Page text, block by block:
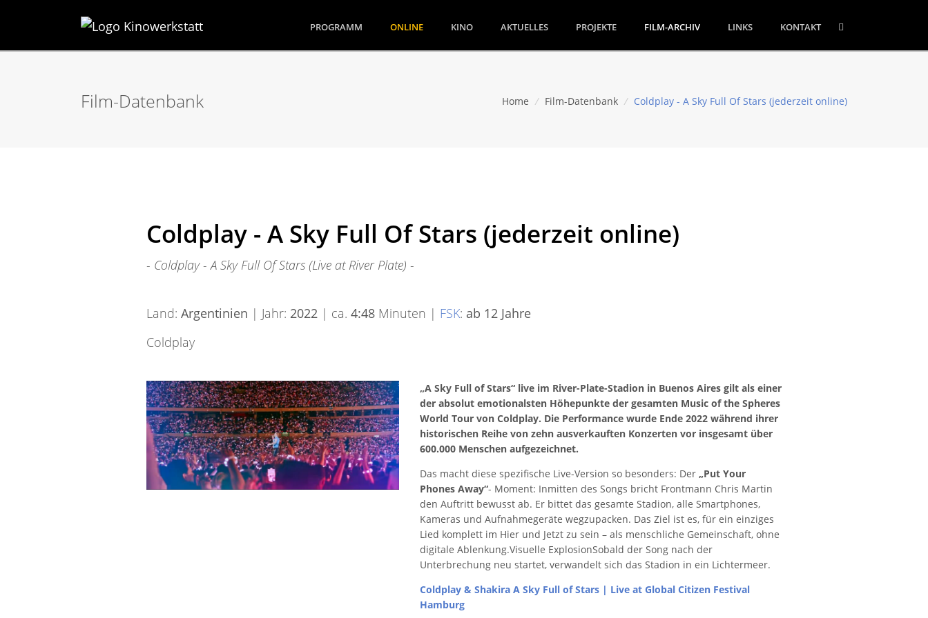
PROGRAMM (CURRENT)ONLINE KINO AKTUELLES PROJEKTE FILM-ARCHIV LINKS KONTAKT
Film-Datenbank Home / Film-Datenbank / Coldplay - A Sky Full Of Stars (jederzeit online)
Coldplay - A Sky Full Of Stars (jederzeit online)
- Coldplay - A Sky Full Of Stars (Live at River Plate) -
Land: Argentinien | Jahr: 2022 | ca. 4:48 Minuten | FSK: ab 12 Jahre
Coldplay
„A Sky Full of Stars“ live im River-Plate-Stadion in Buenos Aires gilt als einer
der absolut emotionalsten Höhepunkte der gesamten Music of the Spheres
World Tour von Coldplay. Die Performance wurde Ende 2022 während ihrer
historischen Reihe von zehn ausverkauften Konzerten vor insgesamt über
600.000 Menschen aufgezeichnet.
Das macht diese spezifische Live-Version so besonders: Der „Put Your
Phones Away“- Moment: Inmitten des Songs bricht Frontmann Chris Martin
den Auftritt bewusst ab. Er bittet das gesamte Stadion, alle Smartphones,
Kameras und Aufnahmegeräte wegzupacken. Das Ziel ist es, für ein einziges
Lied komplett im Hier und Jetzt zu sein – als menschliche Gemeinschaft, ohne
digitale Ablenkung.Visuelle ExplosionSobald der Song nach der
Unterbrechung neu startet, verwandelt sich das Stadion in ein Lichtermeer.
Coldplay & Shakira A Sky Full of Stars | Live at Global Citizen Festival
Hamburg